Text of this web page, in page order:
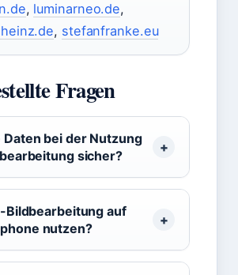
, luminarneo.de,
, stefanfranke.eu
Fragen
Daten bei der Nutzung
sicher?
Bildbearbeitung auf
nutzen?